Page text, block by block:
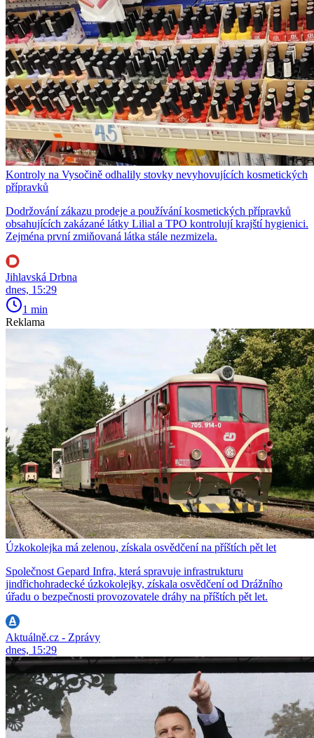
Kontroly na Vysočině odhalily stovky nevyhovujících kosmetických
přípravků
Dodržování zákazu prodeje a používání kosmetických přípravků
obsahujících zakázané látky Lilial a TPO kontrolují krajští hygienici.
Zejména první zmiňovaná látka stále nezmizela.
Jihlavská Drbna
dnes, 15:29
1 min
Reklama
Úzkokolejka má zelenou, získala osvědčení na příštích pět let
Společnost Gepard Infra, která spravuje infrastrukturu
jindřichohradecké úzkokolejky, získala osvědčení od Drážního
úřadu o bezpečnosti provozovatele dráhy na příštích pět let.
Aktuálně.cz - Zprávy
dnes, 15:29